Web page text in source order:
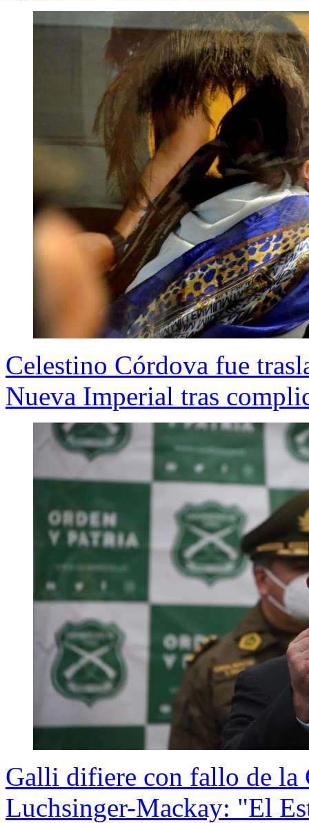
Celestino Córdova fue
Nueva Imperial tras
Galli difiere con fallo de la
Luchsinger-Mackay: "El